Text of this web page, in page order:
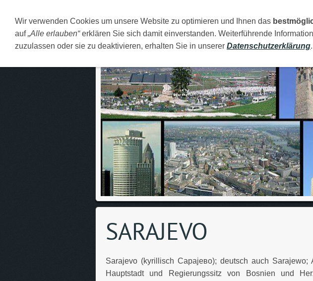
DEUTSCH O MENI FAMILIJA MOJI GRADOVI
SARAJEVO
Sarajevo (kyrillisch Сарајево); deutsch auch Sarajewo;
Hauptstadt und Regierungssitz von Bosnien und
Wir verwenden Cookies um unsere Website zu optimieren und Ihnen das
auf„Alle erlauben“erklären Sie sich damit einverstanden. Weiterführende
zuzulassen oder sie zu deaktivieren, erhalten Sie in unserer Datenschutzerklärung.